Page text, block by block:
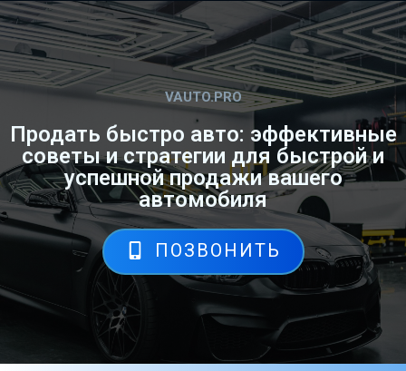
VAUTO.PRO
Продать быстро авто: эффективные
советы и стратегии для быстрой и
успешной продажи вашего
автомобиля
ПОЗВОНИТЬ